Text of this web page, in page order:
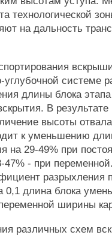
технологической
на дальность
системе
длины блока этапа
В
высоты
к уменьшению
на 29-49% при
47% - при
разрыхления
длина блока
ширины
различных схем